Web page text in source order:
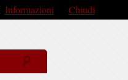
Informazioni Chiudi